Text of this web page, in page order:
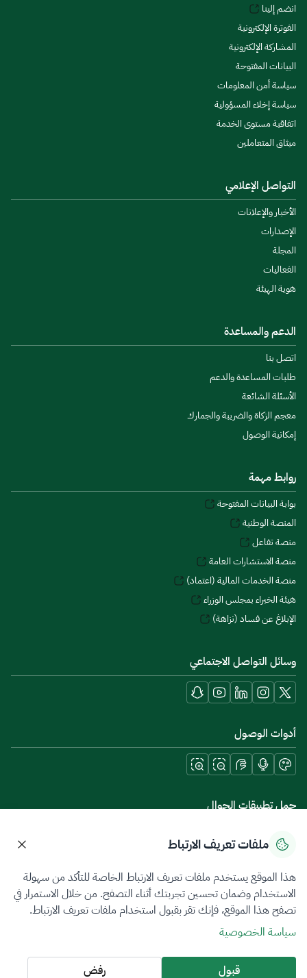
انضم إلينا
الفوترة الإلكترونية
المشاركة الإلكترونية
البيانات المفتوحة
سياسة أمن المعلومات
سياسة إخلاء المسؤولية
اتفاقية مستوى الخدمة
ميثاق المتعاملين
التواصل الإعلامي
الأخبار والإعلانات
الإصدارات
المجلة
الفعاليات
هوية الهيئة
الدعم والمساعدة
اتصل بنا
طلبات المساعدة والدعم
الأسئلة الشائعة
معجم الزكاة والضريبة والجمارك
إمكانية الوصول
روابط مهمة
بوابة البيانات المفتوحة
المنصة الوطنية
منصة تفاعل
منصة الاستشارات العامة
منصة الخدمات المالية (اعتماد)
هيئة الخبراء بمجلس الوزراء
الإبلاغ عن فساد (نزاهة)
وسائل التواصل الاجتماعي
أدوات الوصول
حمل تطبيقات الجوال
سياسة الخصوصيةشروط الاستخدامخريطة الموقع
جميع الحقوق محفوظة 2026 © ZATCA.GOV.SA
تم تطويره وصيانته بواسطة هيئة الزكاة والضريبة والجمارك
آخر تحديث للموقع في
ملفات تعريف الارتباط
هذا الموقع يستخدم ملفات تعريف الارتباط الخاصة للتأكد من سهولة
الاستخدام وضمان تحسين تجربتك أثناء التصفح. من خلال الاستمرار في
تصفح هذا الموقع، فإنك تقر بقبول استخدام ملفات تعريف الارتباط.
سياسة الخصوصية
قبول رفض